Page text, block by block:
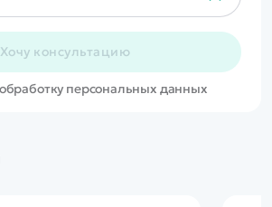
Хочу консультацию
персональных данных